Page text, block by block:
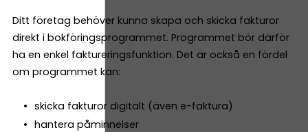
Ditt företag behöver kunna skapa och skicka fakturor
direkt i bokföringsprogrammet. Programmet bör därför
ha en enkel faktureringsfunktion. Det är också en fördel
om programmet kan:
skicka fakturor digitalt (även e-faktura)
hantera påminnelser